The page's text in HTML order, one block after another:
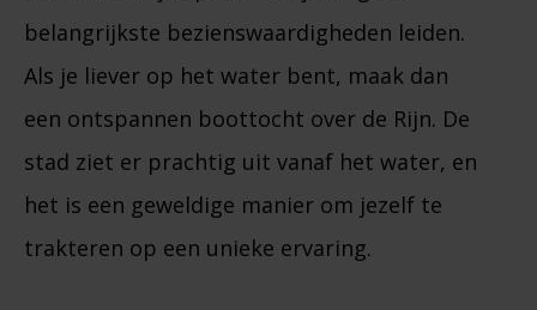
belangrijkste bezienswaardigheden leiden.
Als je liever op het water bent, maak dan
een ontspannen boottocht over de Rijn. De
stad ziet er prachtig uit vanaf het water, en
het is een geweldige manier om jezelf te
trakteren op een unieke ervaring.